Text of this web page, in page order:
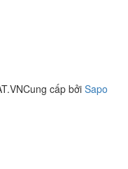
Cung cấp bởi Sapo